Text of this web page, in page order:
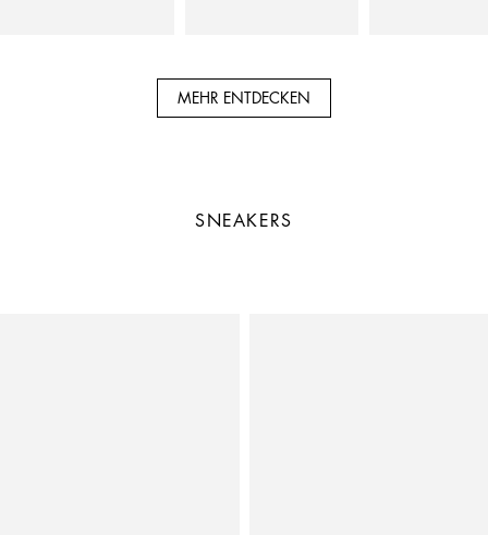
MEHR ENTDECKEN
SNEAKERS